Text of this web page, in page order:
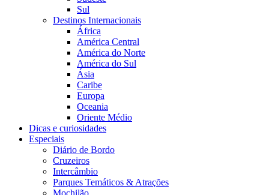
Sul
Destinos Internacionais
África
América Central
América do Norte
América do Sul
Ásia
Caribe
Europa
Oceania
Oriente Médio
Dicas e curiosidades
Especiais
Diário de Bordo
Cruzeiros
Intercâmbio
Parques Temáticos & Atrações